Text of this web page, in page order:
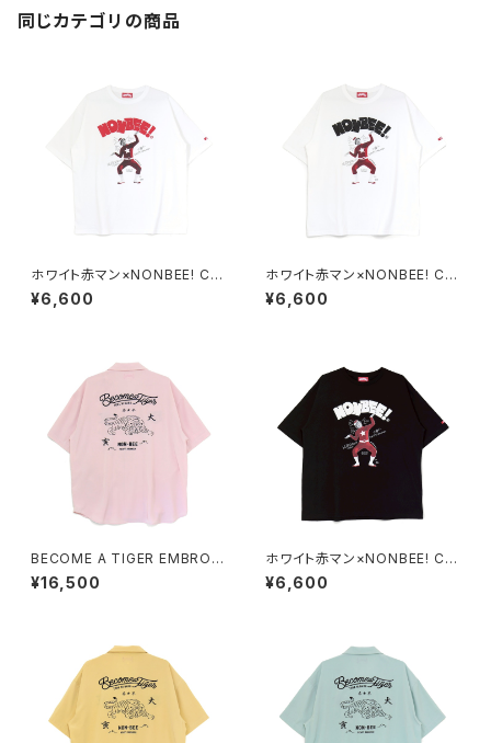
同じカテゴリの商品
ホワイト赤マン×NONBEE! CO
LLABORATION TEE white/r
ed
¥6,600
ホワイト赤マン×NONBEE! CO
LLABORATION TEE white/b
lack
¥6,600
BECOME A TIGER EMBROI
DERED HALFSLEEVE SHIRT
S light-pink
¥16,500
ホワイト赤マン×NONBEE! CO
LLABORATION TEE black/
white
¥6,600